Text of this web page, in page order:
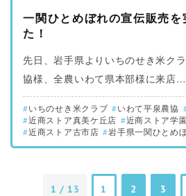
一関ひとめぼれの宣伝販売を
た！
先日、岩手県よりいちのせき米ク
協様、全農いわて県本部様に来店…
いちのせき米クラブ いわて平泉農協
近商ストア真美ケ丘店
近商ストア学
近商ストア古市店
岩手県一関ひとめ
1 / 13 1 2 3